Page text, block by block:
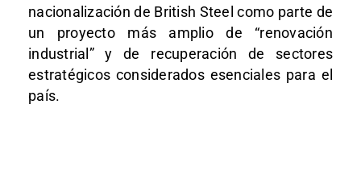
nacionalización de British Steel como parte de
un proyecto más amplio de “renovación
industrial” y de recuperación de sectores
estratégicos considerados esenciales para el
país.